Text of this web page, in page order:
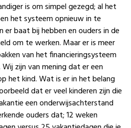
is om simpel gezegd; al het
het systeem opnieuw in te
er baat bij hebben en ouders in de
om te werken. Maar er is meer
van het financieringsysteem
zijn van mening dat er een
het kind. Wat is er in het belang
dat er veel kinderen zijn die
een onderwijsachterstand
ouders dat; 12 weken